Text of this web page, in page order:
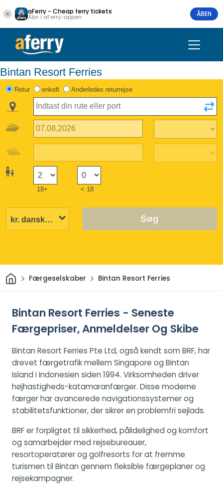
aFerry - Cheap ferry tickets
Åbn i aFerry-appen ÅBEN
Bintan Resort Ferries
Retur enkelt Anderledes returrejse
18+ < 18
Søg
HjemFærgeselskaber Bintan Resort Ferries
Bintan Resort Ferries - Seneste
Færgepriser, Anmeldelser Og Skibe
Bintan Resort Ferries Pte Ltd, også kendt som BRF, har
drevet færgetrafik mellem Singapore og Bintan
Island i Indonesien siden 1994. Virksomheden driver
højhastigheds-katamaranfærger. Disse moderne
færger har avancerede navigationssystemer og
stabilitetsfunktioner, der sikrer en problemfri sejlads.
BRF er forpligtet til sikkerhed, pålidelighed og komfort
og samarbejder med rejsebureauer,
resortoperatører og golfresorts for at fremme
turismen til Bintan gennem fleksible færgeplaner og
rejsekampagner.